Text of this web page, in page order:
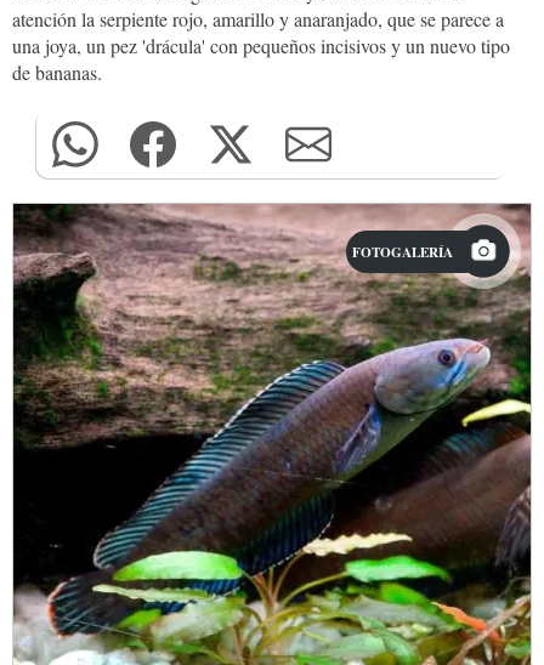
atención la serpiente rojo, amarillo y anaranjado, que se parece a
una joya, un pez 'drácula' con pequeños incisivos y un nuevo tipo
de bananas.
FOTOGALERÍA